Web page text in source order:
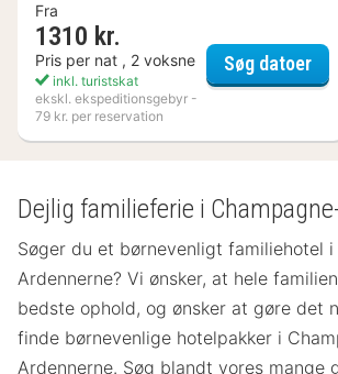
Fra
1310 kr.
Pris per nat , 2 voksne
inkl. turistskat
ekskl. ekspeditionsgebyr -
79 kr. per reservation
Søg datoer
Dejlig familieferie i
Søger du et børnevenligt familiehotel
Ardennerne? Vi ønsker, at hele
bedste ophold, og ønsker at gøre det
finde børnevenlige hotelpakker i
Ardennerne. Søg blandt vores mange